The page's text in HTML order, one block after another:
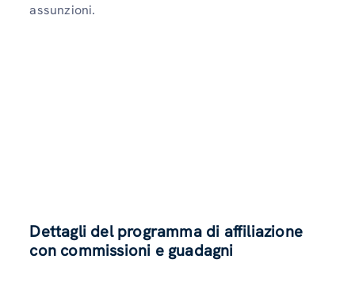
assunzioni.
Dettagli del programma di affiliazione
con commissioni e guadagni